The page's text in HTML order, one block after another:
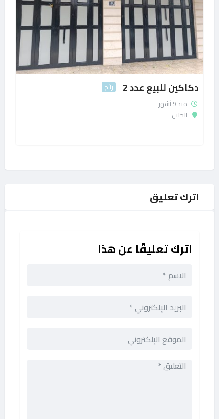
دكاكين للبيع عدد 2
رائج
منذ 9 أشهر
الخليل
اترك تعليق
اترك تعليقًا عن هذا